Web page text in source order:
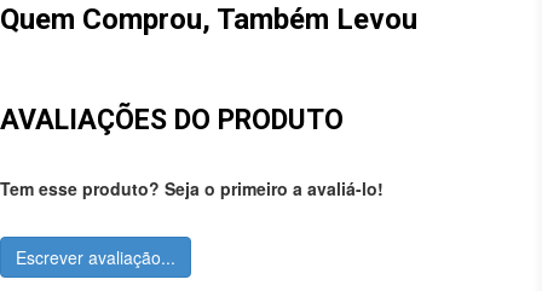
Quem Comprou, Também Levou
AVALIAÇÕES DO PRODUTO
Tem esse produto? Seja o primeiro a avaliá-lo!
Escrever avaliação...